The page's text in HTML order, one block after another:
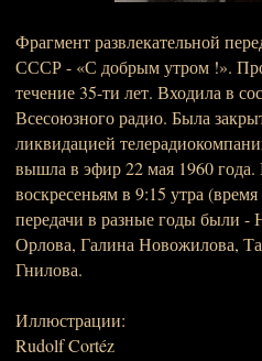
Фрагмент развлекательной
СССР - «С добрым утром !».
течение 35-ти лет. Входила в
Всесоюзного радио. Была
ликвидацией
вышла в эфир 22 мая 1960
воскресеньям в 9:15 утра
передачи в разные годы были -
Орлова, Галина Новожилова,
Гнилова.
Иллюстрации:
Rudolf Cortéz